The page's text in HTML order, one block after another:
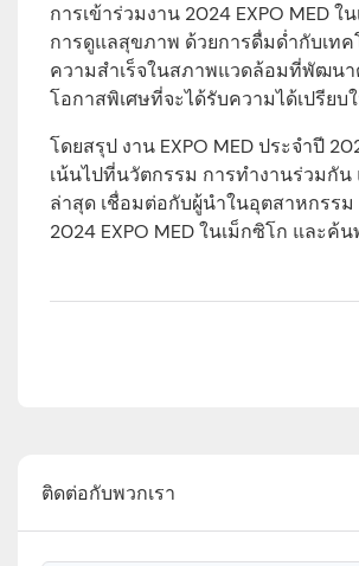
การเข้าร่วมงาน 2024 EXPO MED
การดูแลสุขภาพ ด้วยการดื่มด่ำกับเท
ความสำเร็จในสภาพแวดล้อมที่พัฒนา
โอกาสพิเศษที่จะได้รับความได้เปรีย
โดยสรุป งาน EXPO MED ประจำปี
เน้นไปที่นวัตกรรม การทำงานร่วมกั
ล่าสุด เชื่อมต่อกับผู้นำในอุตสาหกรร
2024 EXPO MED ในเม็กซิโก และ
ติดต่อกับพวกเรา